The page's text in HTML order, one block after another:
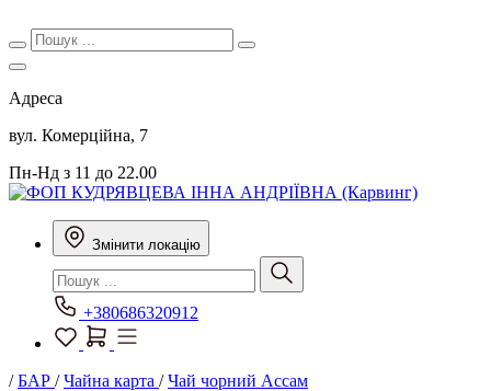
Адреса
вул. Комерційна, 7
Пн-Нд з 11 до 22.00
Змінити локацію
+380686320912
/БАР /Чайна карта /Чай чорний Ассам